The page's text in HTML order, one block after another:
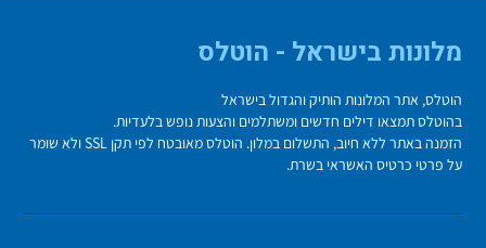
מלונות בישראל - הוטלס
הוטלס, אתר המלונות הותיק והגדול בישראל
בהוטלס תמצאו דילים חדשים ומשתלמים והצעות נופש בלעדיות.
הזמנה באתר ללא חיוב, התשלום במלון. הוטלס מאובטח לפי תקן SSL ולא שומר
על פרטי כרטיס האשראי בשרת.